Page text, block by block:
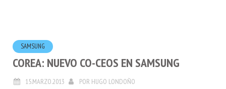
SAMSUNG
COREA: NUEVO CO-CEOS EN SAMSUNG
15.MARZO.2013 POR HUGO LONDOÑO